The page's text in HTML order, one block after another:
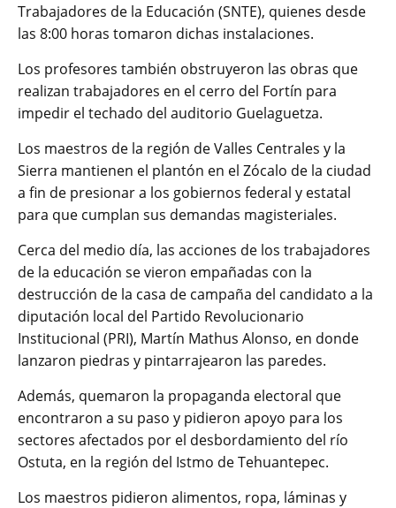
Trabajadores de la Educación (SNTE), quienes desde
las 8:00 horas tomaron dichas instalaciones.
Los profesores también obstruyeron las obras que
realizan trabajadores en el cerro del Fortín para
impedir el techado del auditorio Guelaguetza.
Los maestros de la región de Valles Centrales y la
Sierra mantienen el plantón en el Zócalo de la ciudad
a fin de presionar a los gobiernos federal y estatal
para que cumplan sus demandas magisteriales.
Cerca del medio día, las acciones de los trabajadores
de la educación se vieron empañadas con la
destrucción de la casa de campaña del candidato a la
diputación local del Partido Revolucionario
Institucional (PRI), Martín Mathus Alonso, en donde
lanzaron piedras y pintarrajearon las paredes.
Además, quemaron la propaganda electoral que
encontraron a su paso y pidieron apoyo para los
sectores afectados por el desbordamiento del río
Ostuta, en la región del Istmo de Tehuantepec.
Los maestros pidieron alimentos, ropa, láminas y